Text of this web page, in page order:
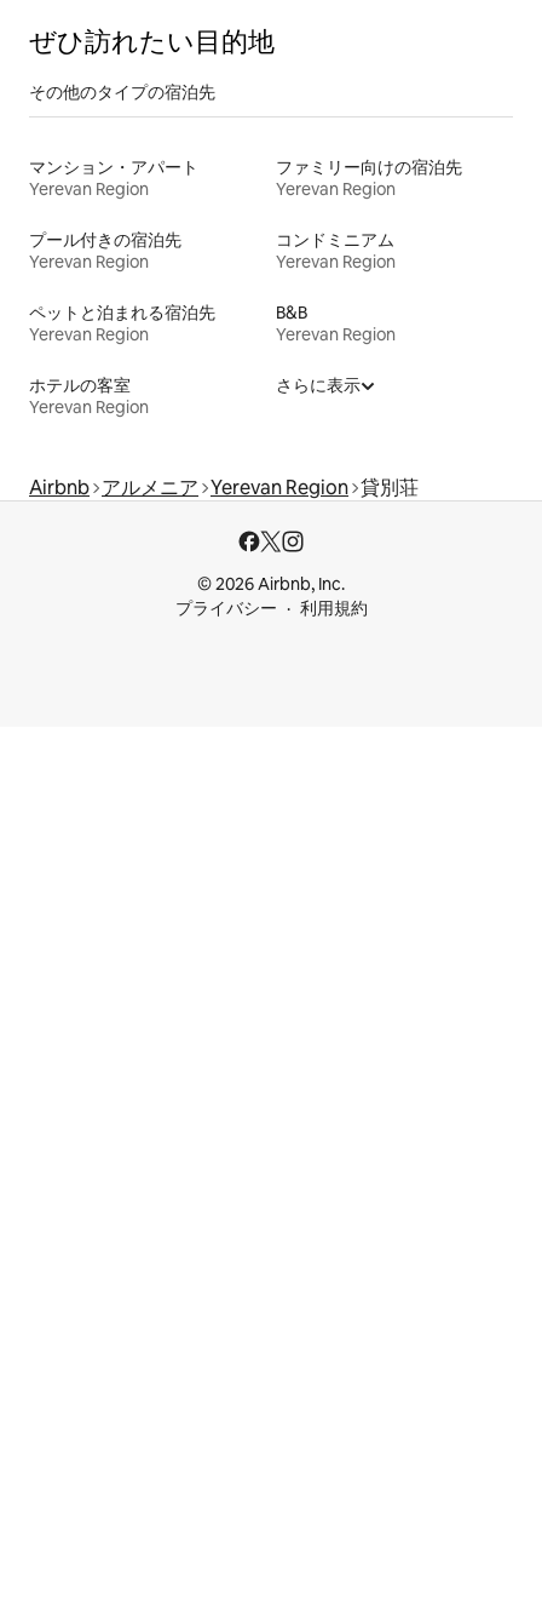
ぜひ訪⁠れ⁠た⁠い目⁠的⁠地
その他のタ⁠イ⁠プ⁠の宿⁠泊⁠先
マンション・アパート
Yerevan Region
ファミリー向けの宿泊先
Yerevan Region
プール付きの宿泊先
Yerevan Region
コンドミニアム
Yerevan Region
ペットと泊まれる宿泊先
Yerevan Region
B&B
Yerevan Region
ホテルの客室
Yerevan Region
さらに表示
Airbnb アルメニア Yerevan Region 貸別荘
© 2026 Airbnb, Inc.
プライバシー
利用規約